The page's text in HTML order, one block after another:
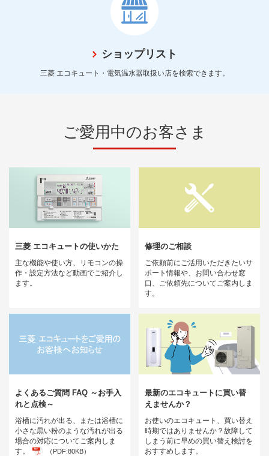
ショップリスト
三菱 エコキュート・電気温水器取扱い店を検索できます。
ご愛用中のお客さま
三菱 エコキュートの使いかた
主な機能や使い方、リモコンの操
作・設定方法など動画でご紹介し
ます。
修理のご相談
ご依頼前にご活用いただきたいサ
ポート情報や、お問い合わせ窓
口、ご依頼先についてご案内しま
す。
よくあるご質問 FAQ ～お手入
れと点検～
浴槽に汚れが出る、または浴槽に
小さな黒い粉のような汚れが出る
場合の対応についてご案内しま
す。
（PDF:80KB）
最新のエコキュートに買い替
えませんか？
お使いのエコキュート、買い替え
時期ではありませんか？故障して
しまう前に早めの買い替え検討を
おすすめします。